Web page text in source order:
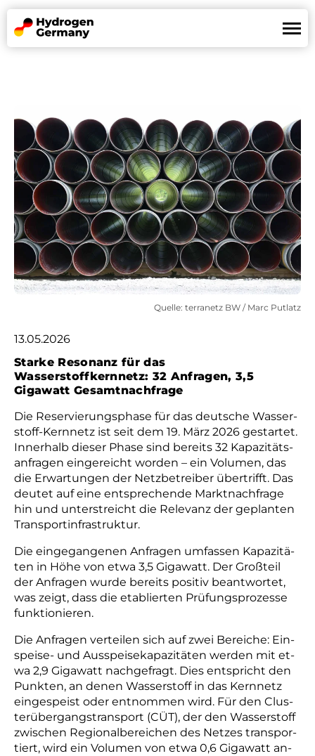
News
Partner
De En
Quelle: terranetz BW / Marc Putlatz
13.05.2026
Starke Resonanz für das
Wasserstoffkernnetz: 32 Anfragen, 3,5
Gigawatt Gesamtnachfrage
Die Re­ser­vie­rungs­pha­se für das deut­sche Was­ser­
stoff-Kern­netz ist seit dem 19. März 2026 ge­star­tet.
In­ner­halb die­ser Pha­se sind be­reits 32 Ka­pa­zi­täts­
an­fra­gen ein­ge­reicht wor­den – ein Vo­lu­men, das
die Er­war­tun­gen der Netz­be­trei­ber über­trifft. Das
deu­tet auf eine ent­spre­chen­de Markt­nach­fra­ge
hin und un­ter­streicht die Re­le­vanz der ge­plan­ten
Trans­port­in­fra­struk­tur.
Die ein­ge­gan­ge­nen An­fra­gen um­fas­sen Ka­pa­zi­tä­
ten in Hö­he von et­wa 3,5 Gi­ga­watt. Der Groß­teil
der An­fra­gen wur­de be­reits po­si­tiv be­ant­wor­tet,
was zeigt, dass die etab­lier­ten Prü­fungs­pro­zes­se
funk­ti­o­nie­ren.
Die An­fra­gen ver­tei­len sich auf zwei Be­rei­che: Ein­
spei­se- und Aus­spei­se­ka­pa­zi­tä­ten wer­den mit et­
wa 2,9 Gi­ga­watt nach­ge­fragt. Dies ent­spricht den
Punk­ten, an de­nen Was­ser­stoff in das Kern­netz
ein­ge­speist oder ent­nom­men wird. Für den Clus­
ter­über­gangs­trans­port (CÜT), der den Was­ser­stoff
zwi­schen Re­gi­o­nal­be­rei­chen des Net­zes trans­por­
tiert, wird ein Vo­lu­men von et­wa 0,6 Gi­ga­watt an­